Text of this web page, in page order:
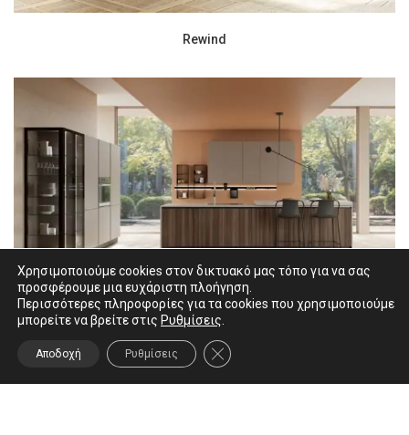
Rewind
Round
Χρησιμοποιούμε cookies στον δικτυακό μας τόπο για να σας
προσφέρουμε μια ευχάριστη πλοήγηση.
Περισσότερες πληροφορίες για τα cookies που χρησιμοποιούμε
μπορείτε να βρείτε στις Ρυθμίσεις
Αποδοχή Ρυθμίσεις ΚΛΕΊΣΙΜΟ ΤΟΥ COOKIE